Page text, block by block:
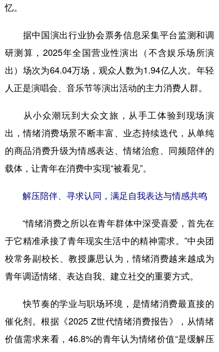
忆。
据中国演出行业协会票务信息采集平台监测和调
研测算，2025年全国营业性演出（不含娱乐场所演
出）场次为64.04万场，观众人数为1.94亿人次。年轻
人正是演唱会、音乐节等演出活动的主力消费人群。
从小众潮玩到大众文旅，从手工体验到现场演
出，情绪消费场景不断丰富、业态持续迭代，从单纯
的商品消费升级为情感表达、情绪治愈、同频陪伴的
载体，让青年在消费中实现“被看见”。
解压陪伴、寻求认同，满足自我表达与情感共鸣
“情绪消费之所以在青年群体中深受喜爱，首先在
于它精准承接了青年现实生活中的精神需求。”中央团
校常务副校长、教授廉思认为，情绪消费越来越成为
青年调适情绪、表达自我、建立社交的重要方式。
快节奏的学业与职场环境，是情绪消费最直接的
催化剂。根据《2025 Z世代情绪消费报告》，从情绪
价值需求来看，46.8%的青年认为情绪价值“是缓解压